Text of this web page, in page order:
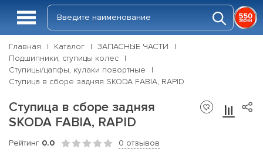
Главная Каталог
ЗАПАСНЫЕ ЧАСТИ
Подшипники, ступицы колес
Ступицы/цапфы, кулаки повортные
Ступица в сборе задняя SKODA FABIA, RAPID
Ступица в сборе задняя
SKODA FABIA, RAPID
Рейтинг 0.0 0 отзывов